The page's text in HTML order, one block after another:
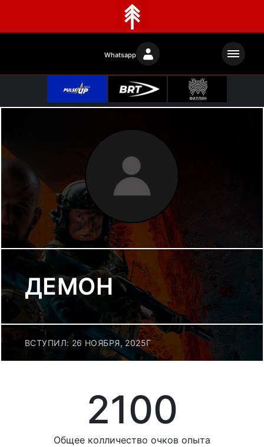
Whatsapp
ДЕМОН
ВСТУПИЛ: 26 НОЯБРЯ, 2025Г
2100
Общее колличество очков опыта